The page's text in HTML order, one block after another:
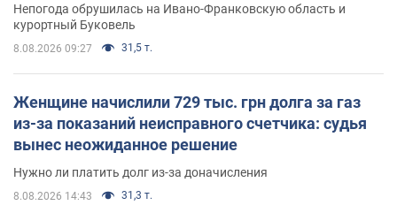
Непогода обрушилась на Ивано-Франковскую область и
курортный Буковель
8.08.2026 09:27 31,5 т.
Женщине начислили 729 тыс. грн долга за газ
из-за показаний неисправного счетчика: судья
вынес неожиданное решение
Нужно ли платить долг из-за доначисления
8.08.2026 14:43 31,3 т.